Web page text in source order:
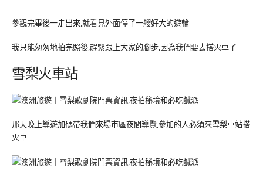
參觀完畢後一走出來,就看見外面停了一艘好大的遊輪
我只能匆匆地拍完照後,趕緊跟上大家的腳步,因為我們要去搭火車了
雪梨火車站
那天晚上導遊加碼帶我們來場市區夜間導覽,參加的人必須來雪梨車站搭
火車